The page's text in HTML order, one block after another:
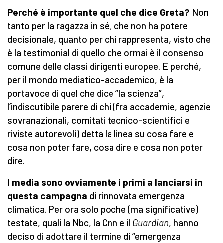
Perché è importante quel che dice Greta? Non
tanto per la ragazza in sé, che non ha potere
decisionale, quanto per chi rappresenta, visto che
è la testimonial di quello che ormai è il consenso
comune delle classi dirigenti europee. E perché,
per il mondo mediatico-accademico, è la
portavoce di quel che dice “la scienza”,
l’indiscutibile parere di chi (fra accademie, agenzie
sovranazionali, comitati tecnico-scientifici e
riviste autorevoli) detta la linea su cosa fare e
cosa non poter fare, cosa dire e cosa non poter
dire.
I media sono ovviamente i primi a lanciarsi in
questa campagna di rinnovata emergenza
climatica. Per ora solo poche (ma significative)
testate, quali la Nbc, la Cnn e il Guardian, hanno
deciso di adottare il termine di “emergenza